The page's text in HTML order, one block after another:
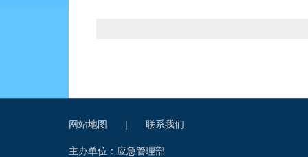
网站地图 | 联系我们
主办单位：应急管理部